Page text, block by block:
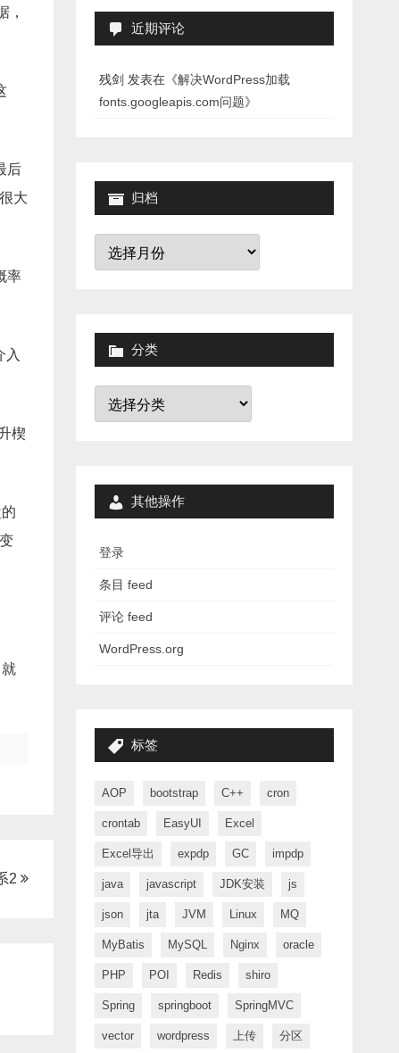
，
后
大
率
入
楔
2
近期评论
残剑 发表在《解决WordPress加载
fonts.googleapis.com问题》
归档
归
分类
分
其他操作
登录
条目 feed
评论 feed
WordPress.org
标签
AOP bootstrap C++ cron
crontab EasyUI Excel
Excel导出 expdp GC impdp
java javascript JDK安装 js
json jta JVM Linux MQ
MyBatis MySQL Nginx oracle
PHP POI Redis shiro
Spring springboot SpringMVC
vector wordpress 上传 分区